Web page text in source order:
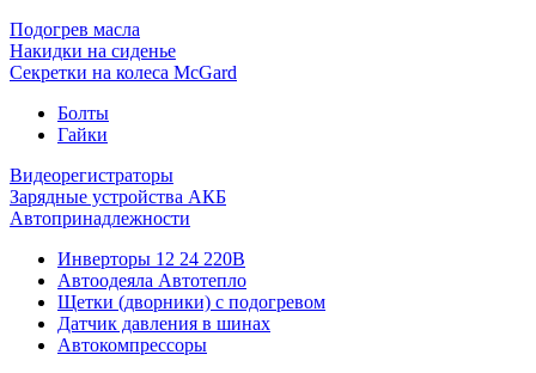
Подогрев масла
Накидки на сиденье
Секретки на колеса McGard
Болты
Гайки
Видеорегистраторы
Зарядные устройства АКБ
Автопринадлежности
Инверторы 12 24 220В
Автоодеяла Автотепло
Щетки (дворники) с подогревом
Датчик давления в шинах
Автокомпрессоры